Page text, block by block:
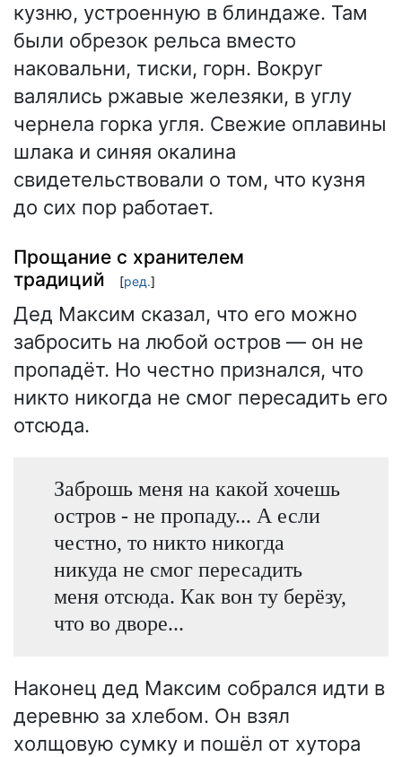
кузню, устроенную в блиндаже. Там
были обрезок рельса вместо
наковальни, тиски, горн. Вокруг
валялись ржавые железяки, в углу
чернела горка угля. Свежие оплавины
шлака и синяя окалина
свидетельствовали о том, что кузня
до сих пор работает.
Прощание с хранителем
традиций
[ред.]
Дед Максим сказал, что его можно
забросить на любой остров — он не
пропадёт. Но честно признался, что
никто никогда не смог пересадить его
отсюда.
Заброшь меня на какой хочешь
остров - не пропаду... А если
честно, то никто никогда
никуда не смог пересадить
меня отсюда. Как вон ту берёзу,
что во дворе...
Наконец дед Максим собрался идти в
деревню за хлебом. Он взял
холщовую сумку и пошёл от хутора